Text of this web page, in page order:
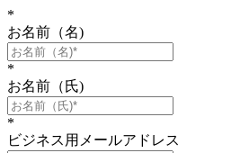
*
お名前（名)
*
お名前（氏)
*
ビジネス用メールアドレス